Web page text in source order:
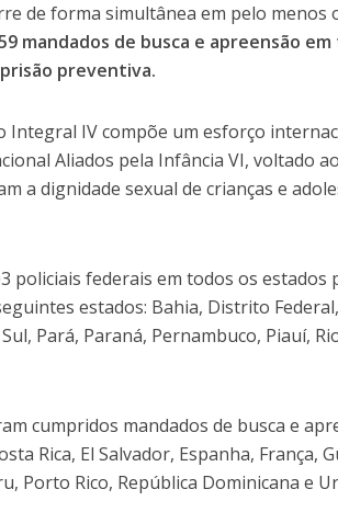
de forma simultânea em pelo menos
mandados de busca e apreensão
preventiva.
Integral IV compõe um esforço
Aliados pela Infância VI, voltado
a dignidade sexual de crianças e
policiais federais em todos os estados
estados: Bahia, Distrito
Pará, Paraná, Pernambuco, Piauí,
cumpridos mandados de busca e
Rica, El Salvador, Espanha, França,
Porto Rico, República Dominicana e